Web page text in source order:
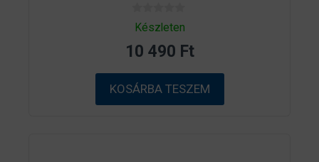
0
a
5
b
ő
l
Készleten
10 490 Ft
KOSÁRBA TESZEM